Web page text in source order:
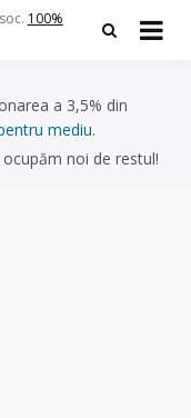
100%
a 3,5% din
mediu.
noi de restul!